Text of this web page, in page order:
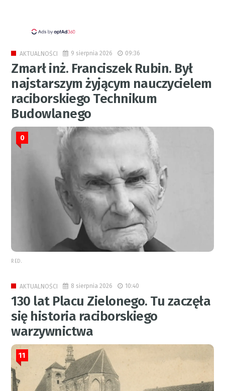
AKTUALNOŚCI 9 sierpnia 2026 09:36
Zmarł inż. Franciszek Rubin. Był
najstarszym żyjącym nauczycielem
raciborskiego Technikum
Budowlanego
0
RED.
AKTUALNOŚCI 8 sierpnia 2026 10:40
130 lat Placu Zielonego. Tu zaczęła
się historia raciborskiego
warzywnictwa
11